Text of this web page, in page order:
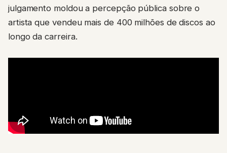
julgamento moldou a percepção pública sobre o
artista que vendeu mais de 400 milhões de discos ao
longo da carreira.